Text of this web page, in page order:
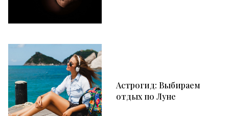
Астрогид: Выбираем
отдых по Луне